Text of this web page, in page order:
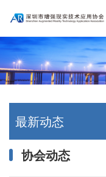
最新动态
协会动态